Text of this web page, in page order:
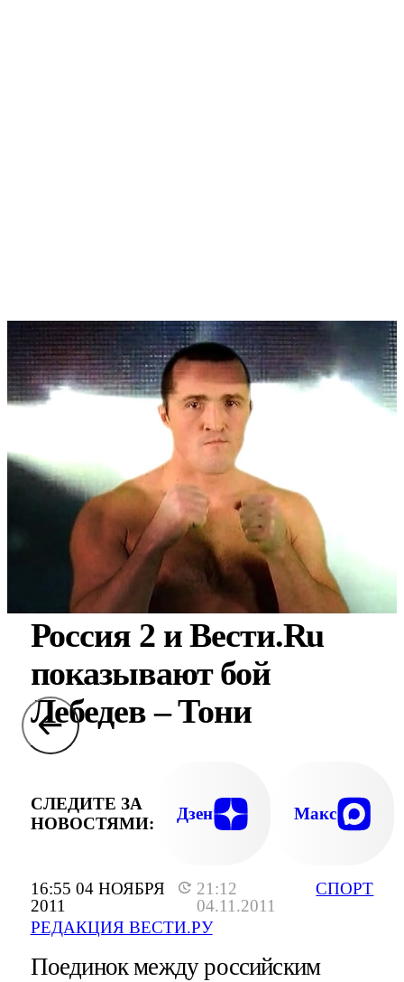
16:55 04 НОЯБРЯ
2011
21:12
04.11.2011
РЕДАКЦИЯ ВЕСТИ.РУ
СПОРТ
Россия 2 и Вести.Ru
показывают бой
Лебедев – Тони
СЛЕДИТЕ ЗА
НОВОСТЯМИ:
Дзен Макс
Поединок между российским